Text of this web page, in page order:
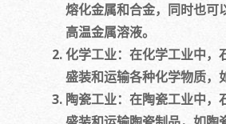
熔化金属和合金，同时也可
高温金属溶液。
化学工业：在化学工业中，
盛装和运输各种化学物质，
陶瓷工业：在陶瓷工业中，